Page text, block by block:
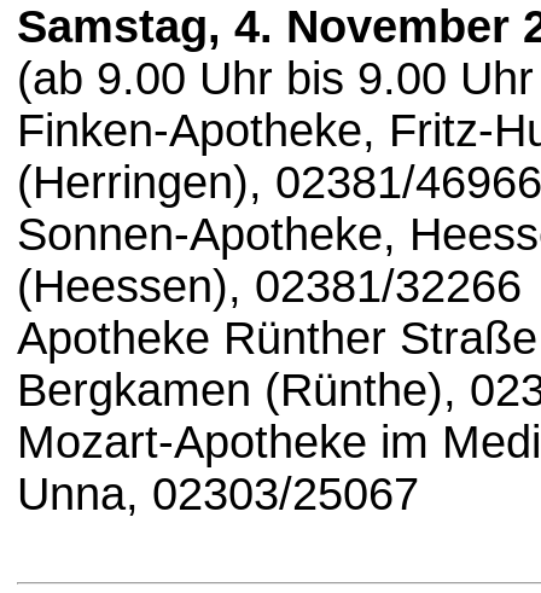
Samstag, 4. November
(ab 9.00 Uhr bis 9.00
Finken-Apotheke, Fritz-
(Herringen), 02381/
Sonnen-Apotheke,
(Heessen), 02381/32266
Apotheke Rünther
Bergkamen (Rünthe),
Mozart-Apotheke im
Unna, 02303/25067